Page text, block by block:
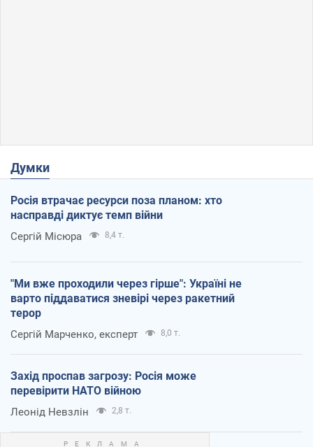
Думки
Росія втрачає ресурси поза планом: хто
насправді диктує темп війни
Сергій Місюра 8,4 т.
"Ми вже проходили через гірше": Україні не
варто піддаватися зневірі через ракетний
терор
Сергій Марченко, експерт 8,0 т.
Захід проспав загрозу: Росія може
перевірити НАТО війною
Леонід Невзлін 2,8 т.